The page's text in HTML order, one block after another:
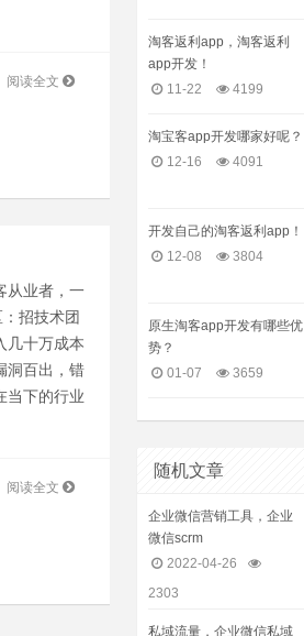
阅读全文
业者，一
招技术团
几十万成本
洞百出，错
下的行业
阅读全文
淘客返利app，淘客返利
app开发！
11-22
4199
淘宝客app开发哪家好呢？
12-16
4091
开发自己的淘客返利app！
12-08
3804
原生淘客app开发有哪些优
势？
01-07
3659
随机文章
企业微信营销工具，企业
微信scrm
2022-04-26
2303
私域流量，企业微信私域